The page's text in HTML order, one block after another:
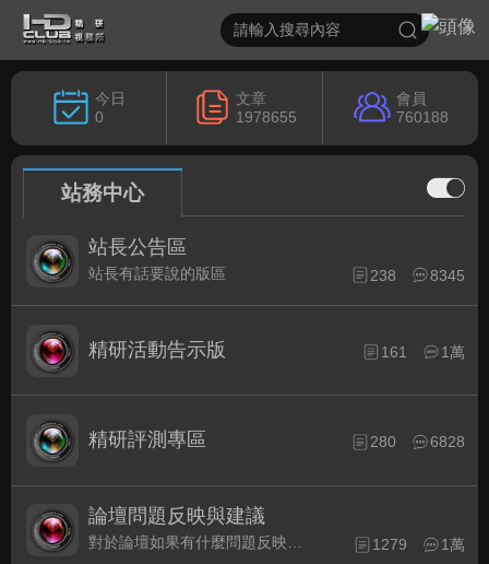
今日
0
文章
1978655
會員
760188
站務中心
站長公告區
站長有話要說的版區 238 8345
精研活動告示版 161 1萬
精研評測專區 280 6828
論壇問題反映與建議
對於論壇如果有什麼問題反映或是建議, 竭誠歡迎在這裡盡情發表 1279 1萬